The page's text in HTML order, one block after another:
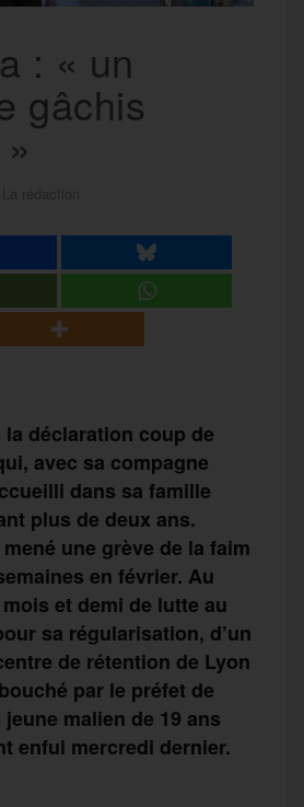
: « un
gâchis
déclaration coup de
avec sa compagne
dans sa famille
plus de deux ans.
mené une grève de la faim
en février. Au
et demi de lutte au
sa régularisation, d’un
de rétention de Lyon
par le préfet de
malien de 19 ans
enfui mercredi dernier.